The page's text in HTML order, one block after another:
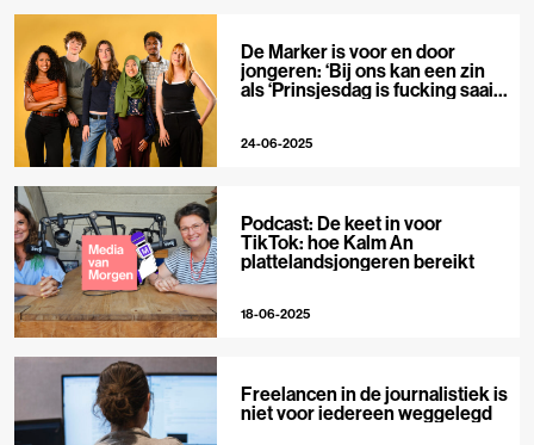
De Marker is voor en door
jongeren: ‘Bij ons kan een zin
als ‘Prinsjesdag is fucking saai’
24-06-2025
Podcast: De keet in voor
TikTok: hoe Kalm An
plattelandsjongeren bereikt
18-06-2025
Freelancen in de journalistiek is
niet voor iedereen weggelegd